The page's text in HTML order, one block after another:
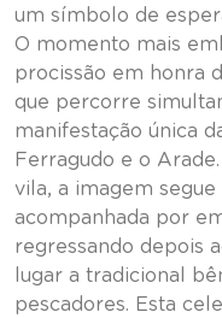
um símbolo de
O momento mais
procissão em honra
que percorre
manifestação única
Ferragudo e o
vila, a imagem
acompanhada por
regressando depois
lugar a tradicional
pescadores. Esta